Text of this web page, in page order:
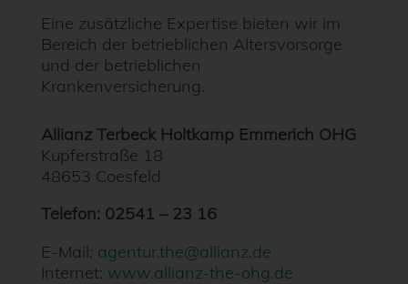
Eine zusätzliche Expertise bieten wir im
Bereich der betrieblichen Altersvorsorge
und der betrieblichen
Krankenversicherung.
Allianz Terbeck Holtkamp Emmerich OHG
Kupferstraße 18
48653 Coesfeld
Telefon: 02541 – 23 16
E-Mail: agentur.the@allianz.de
Internet: www.allianz-the-ohg.de